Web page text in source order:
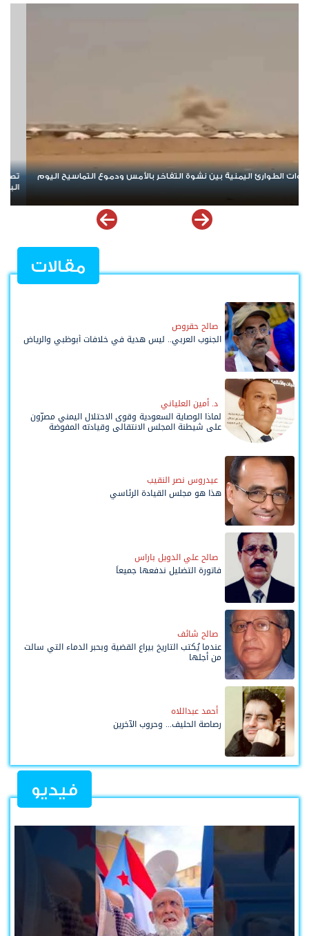
تصعيد جديد يهز مأرب وحضرموت.. الهجوم الحوثي يخلط الأوراق ويعيد
مقالات
صالح حقروص
الجنوب العربي.. ليس هدية في خلافات أبوظبي والرياض
د. أمين العلياني
لماذا الوصاية السعودية وقوى الاحتلال اليمني مصرّون
على شيطنة المجلس الانتقالي وقيادته المفوضة
عيدروس نصر النقيب
هذا هو مجلس القيادة الرئاسي
صالح علي الدويل باراس
فاتورة التضليل ندفعها جميعاً
صالح شائف
عندما يُكتب التاريخ بيراع القضية وبحبر الدماء التي سالت
من أجلها
أحمد عبداللاه
رصاصة الحليف... وحروب الآخرين
فيديو